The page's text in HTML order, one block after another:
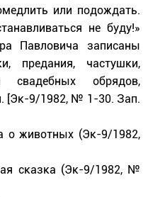
или подождать.
не буду!»
Павловича записаны
предания, частушки,
свадебных обрядов,
[Эк-9/1982, № 1-30. Зап.
о животных (Эк-9/1982,
сказка (Эк-9/1982, №